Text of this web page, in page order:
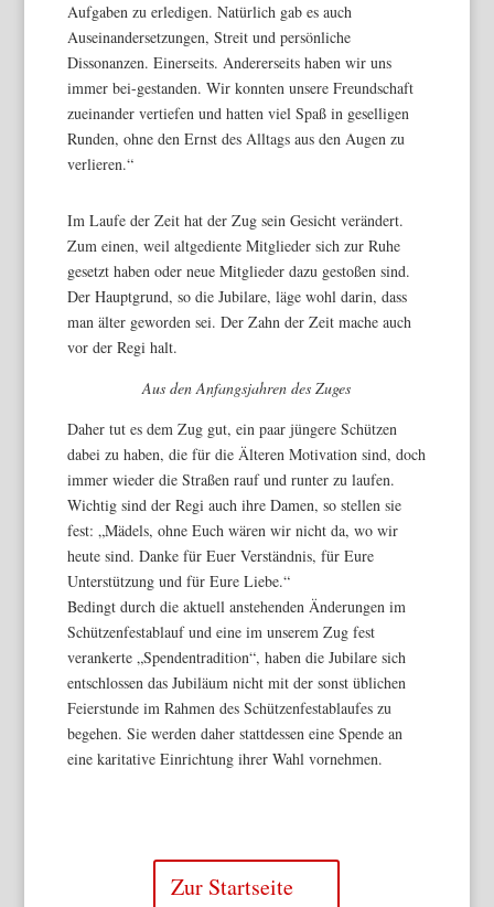
Aufgaben zu erledigen. Natürlich gab es auch
Auseinandersetzungen, Streit und persönliche
Dissonanzen. Einerseits. Andererseits haben wir uns
immer bei-gestanden. Wir konnten unsere Freundschaft
zueinander vertiefen und hatten viel Spaß in geselligen
Runden, ohne den Ernst des Alltags aus den Augen zu
verlieren.“
Im Laufe der Zeit hat der Zug sein Gesicht verändert.
Zum einen, weil altgediente Mitglieder sich zur Ruhe
gesetzt haben oder neue Mitglieder dazu gestoßen sind.
Der Hauptgrund, so die Jubilare, läge wohl darin, dass
man älter geworden sei. Der Zahn der Zeit mache auch
vor der Regi halt.
Aus den Anfangsjahren des Zuges
Daher tut es dem Zug gut, ein paar jüngere Schützen
dabei zu haben, die für die Älteren Motivation sind, doch
immer wieder die Straßen rauf und runter zu laufen.
Wichtig sind der Regi auch ihre Damen, so stellen sie
fest: „Mädels, ohne Euch wären wir nicht da, wo wir
heute sind. Danke für Euer Verständnis, für Eure
Unterstützung und für Eure Liebe.“
Bedingt durch die aktuell anstehenden Änderungen im
Schützenfestablauf und eine im unserem Zug fest
verankerte „Spendentradition“, haben die Jubilare sich
entschlossen das Jubiläum nicht mit der sonst üblichen
Feierstunde im Rahmen des Schützenfestablaufes zu
begehen. Sie werden daher stattdessen eine Spende an
eine karitative Einrichtung ihrer Wahl vornehmen.
Zur Startseite